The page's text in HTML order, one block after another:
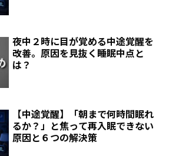
夜中２時に目が覚める中途覚醒を
改善。原因を見抜く睡眠中点と
は？
【中途覚醒】「朝まで何時間眠れ
るか？」と焦って再入眠できない
原因と６つの解決策